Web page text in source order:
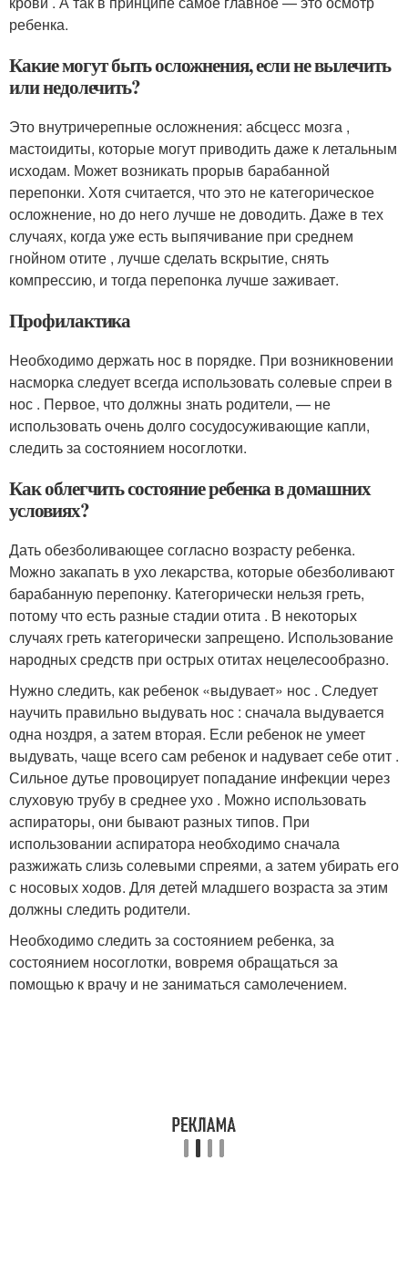
ребенка.
Какие могут быть осложнения, если не вылечить
или недолечить?
Это внутричерепные осложнения: абсцесс мозга ,
мастоидиты, которые могут приводить даже к летальным
исходам. Может возникать прорыв барабанной
перепонки. Хотя считается, что это не категорическое
осложнение, но до него лучше не доводить. Даже в тех
случаях, когда уже есть выпячивание при среднем
гнойном отите , лучше сделать вскрытие, снять
компрессию, и тогда перепонка лучше заживает.
Профилактика
Необходимо держать нос в порядке. При возникновении
насморка следует всегда использовать солевые спреи в
нос . Первое, что должны знать родители, — не
использовать очень долго сосудосуживающие капли,
следить за состоянием носоглотки.
Как облегчить состояние ребенка в домашних
условиях?
Дать обезболивающее согласно возрасту ребенка.
Можно закапать в ухо лекарства, которые обезболивают
барабанную перепонку. Категорически нельзя греть,
потому что есть разные стадии отита . В некоторых
случаях греть категорически запрещено. Использование
народных средств при острых отитах нецелесообразно.
Нужно следить, как ребенок «выдувает» нос . Следует
научить правильно выдувать нос : сначала выдувается
одна ноздря, а затем вторая. Если ребенок не умеет
выдувать, чаще всего сам ребенок и надувает себе отит .
Сильное дутье провоцирует попадание инфекции через
слуховую трубу в среднее ухо . Можно использовать
аспираторы, они бывают разных типов. При
использовании аспиратора необходимо сначала
разжижать слизь солевыми спреями, а затем убирать его
с носовых ходов. Для детей младшего возраста за этим
должны следить родители.
Необходимо следить за состоянием ребенка, за
состоянием носоглотки, вовремя обращаться за
помощью к врачу и не заниматься самолечением.